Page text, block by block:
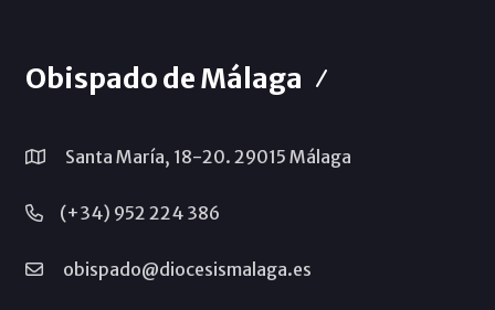
Obispado de Málaga
Santa María, 18-20. 29015 Málaga
(+34) 952 224 386
obispado@diocesismalaga.es